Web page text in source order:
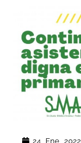
24 Ene 2022